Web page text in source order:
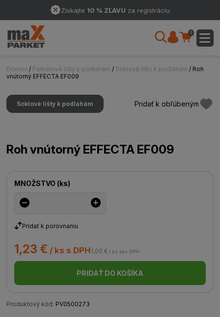
Získajte 10 % ZĽAVU za registráciu
0
Domov / Parketové lišty k podlahám / Soklové lišty k podlahám / Roh
vnútorný EFFECTA EF009
Soklové lišty k podlahám Pridať k obľúbeným
Roh vnútorný EFFECTA EF009
MNOŽSTVO (ks)
Pridať k porovnaniu
1,23 € / ks s DPH1,00 € / ks bez DPH
PRIDAŤ DO KOŠÍKA
Produktový kód: PV0500273